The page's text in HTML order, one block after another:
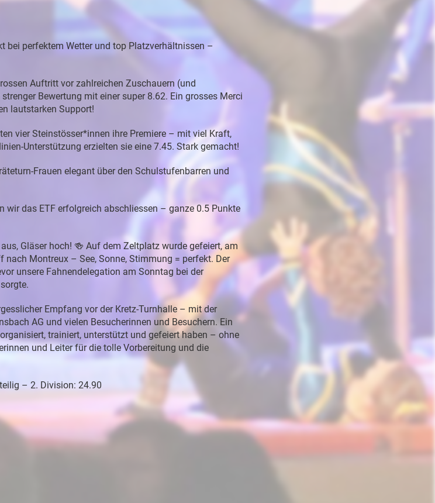
bei perfektem Wetter und top Platzverhältnissen –
Auftritt vor zahlreichen Zuschauern (und
Bewertung mit einer super 8.62. Ein grosses Merci
lautstarken Support!
vier Steinstösser*innen ihre Premiere – mit viel Kraft,
Unterstützung erzielten sie eine 7.45. Stark gemacht!
Frauen elegant über den Schulstufenbarren und
wir das ETF erfolgreich abschliessen – ganze 0.5 Punkte
Gläser hoch! 🍻 Auf dem Zeltplatz wurde gefeiert, am
nach Montreux – See, Sonne, Stimmung = perfekt. Der
unsere Fahnendelegation am Sonntag bei der
Empfang vor der Kretz-Turnhalle – mit der
AG und vielen Besucherinnen und Besuchern. Ein
trainiert, unterstützt und gefeiert haben – ohne
und Leiter für die tolle Vorbereitung und die
– 2. Division: 24.90